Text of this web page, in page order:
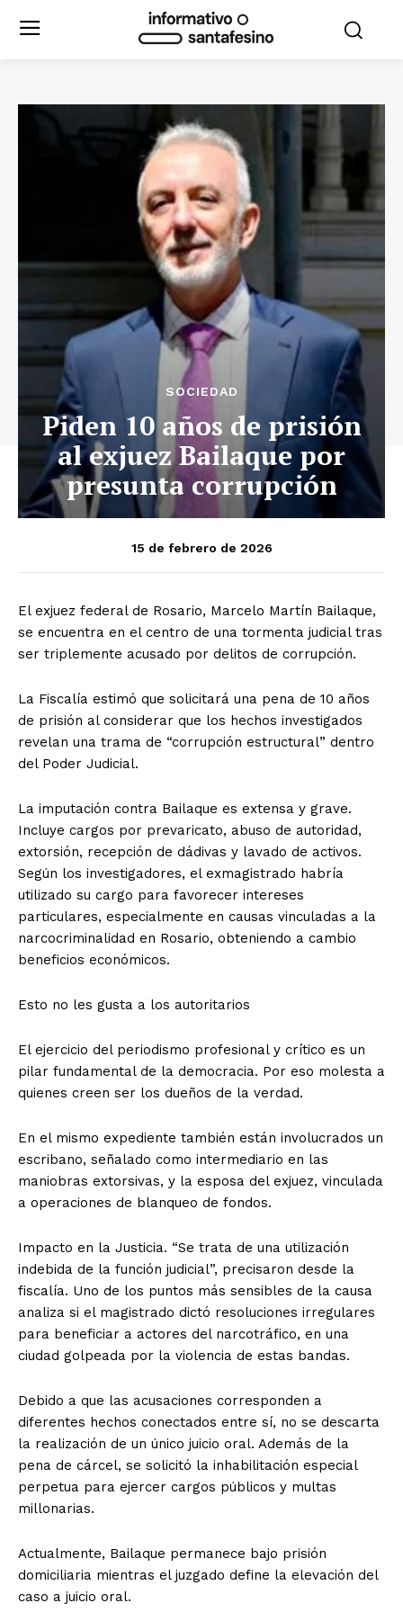
SOCIEDAD
Piden 10 años de prisión
al exjuez Bailaque por
presunta corrupción
15 de febrero de 2026
El exjuez federal de Rosario, Marcelo Martín Bailaque,
se encuentra en el centro de una tormenta judicial tras
ser triplemente acusado por delitos de corrupción.
La Fiscalía estimó que solicitará una pena de 10 años
de prisión al considerar que los hechos investigados
revelan una trama de “corrupción estructural” dentro
del Poder Judicial.
La imputación contra Bailaque es extensa y grave.
Incluye cargos por prevaricato, abuso de autoridad,
extorsión, recepción de dádivas y lavado de activos.
Según los investigadores, el exmagistrado habría
utilizado su cargo para favorecer intereses
particulares, especialmente en causas vinculadas a la
narcocriminalidad en Rosario, obteniendo a cambio
beneficios económicos.
Esto no les gusta a los autoritarios
El ejercicio del periodismo profesional y crítico es un
pilar fundamental de la democracia. Por eso molesta a
quienes creen ser los dueños de la verdad.
En el mismo expediente también están involucrados un
escribano, señalado como intermediario en las
maniobras extorsivas, y la esposa del exjuez, vinculada
a operaciones de blanqueo de fondos.
Impacto en la Justicia. “Se trata de una utilización
indebida de la función judicial”, precisaron desde la
fiscalía. Uno de los puntos más sensibles de la causa
analiza si el magistrado dictó resoluciones irregulares
para beneficiar a actores del narcotráfico, en una
ciudad golpeada por la violencia de estas bandas.
Debido a que las acusaciones corresponden a
diferentes hechos conectados entre sí, no se descarta
la realización de un único juicio oral. Además de la
pena de cárcel, se solicitó la inhabilitación especial
perpetua para ejercer cargos públicos y multas
millonarias.
Actualmente, Bailaque permanece bajo prisión
domiciliaria mientras el juzgado define la elevación del
caso a juicio oral.